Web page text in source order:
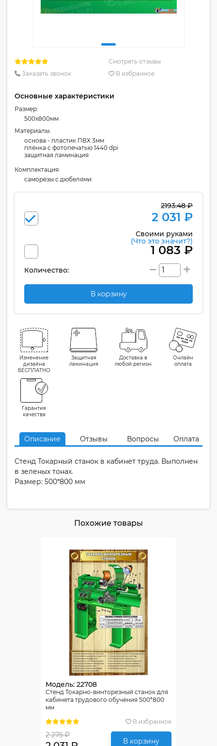
Смотреть отзывы
Заказать звонок
В избранное
Основные характеристики
Размер:
500x800мм
Материалы:
основа - пластик ПВХ 3мм
плёнка с фотопечатью 1440 dpi
защитная ламинация
Комплектация:
cаморезы с дюбелями
2193.48 ₽
2 031 ₽
Своими руками
(Что это значит?)
1 083 ₽
Количество:
В корзину
Изменение
дизайна
БЕСПЛАТНО
Защитная
ламинация
Доставка в
любой регион
Онлайн
оплата
Гарантия
качества
Описание Отзывы Вопросы Оплата
Стенд Токарный станок в кабинет труда. Выполнен
в зеленых тонах.
Размер: 500*800 мм
Похожие товары
Модель: 22708
Стенд Токарно-винторезный станок для
кабинета трудового обучения 500*800
мм
В избранное
2 275 ₽
В корзину